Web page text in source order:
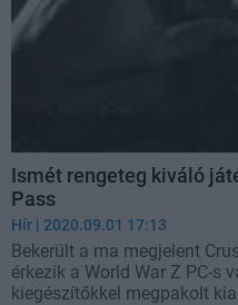
Ismét rengeteg kiváló
Pass
Hír | 2020.09.01 17:13
Bekerült a ma megjelent
érkezik a World War Z PC-s
kiegészítőkkel megpakolt